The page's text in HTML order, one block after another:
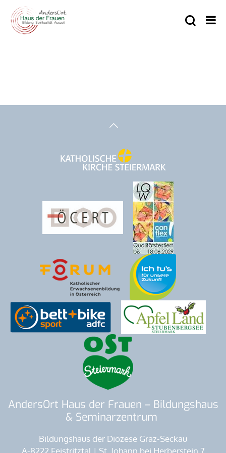
AndersOrt Haus der Frauen – Bildungshaus
& Seminarzentrum
Bildungshaus der Diözese Graz-Seckau
A-8222 Feistritztal | St. Johann bei Herberstein 7